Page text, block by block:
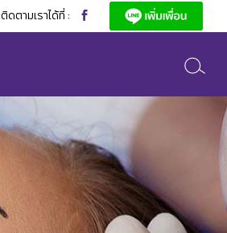
ติดตามเราได้ที่ :